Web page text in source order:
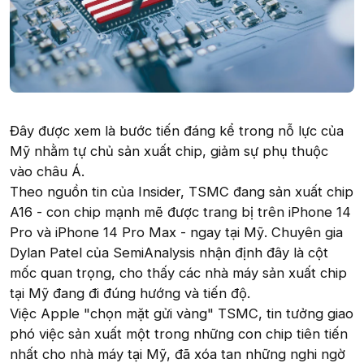
Đây được xem là bước tiến đáng kể trong nỗ lực của
Mỹ nhằm tự chủ sản xuất chip, giảm sự phụ thuộc
vào châu Á.
Theo nguồn tin của Insider, TSMC đang sản xuất chip
A16 - con chip mạnh mẽ được trang bị trên iPhone 14
Pro và iPhone 14 Pro Max - ngay tại Mỹ. Chuyên gia
Dylan Patel của SemiAnalysis nhận định đây là cột
mốc quan trọng, cho thấy các nhà máy sản xuất chip
tại Mỹ đang đi đúng hướng và tiến độ.
Việc Apple "chọn mặt gửi vàng" TSMC, tin tưởng giao
phó việc sản xuất một trong những con chip tiên tiến
nhất cho nhà máy tại Mỹ, đã xóa tan những nghi ngờ